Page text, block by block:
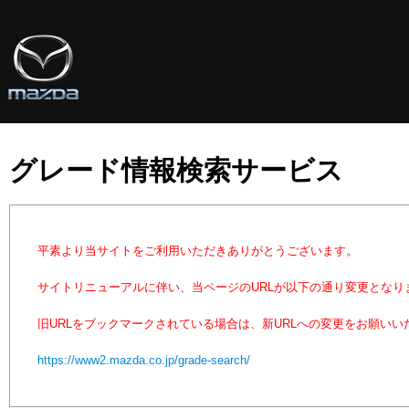
グレード情報検索サービス
平素より当サイトをご利用いただきありがとうございます。
サイトリニューアルに伴い、当ページのURLが以下の通り変更となり
旧URLをブックマークされている場合は、新URLへの変更をお願いい
https://www2.mazda.co.jp/grade-search/